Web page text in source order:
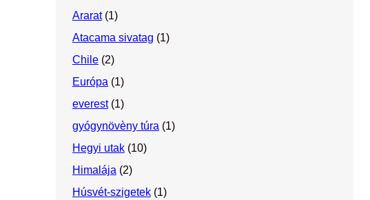
Ararat(1)
Atacama sivatag (1)
Chile(2)
Európa (1)
everest(1)
gyógynövèny túra (1)
Hegyi utak(10)
Himalája (2)
Húsvét-szigetek(1)